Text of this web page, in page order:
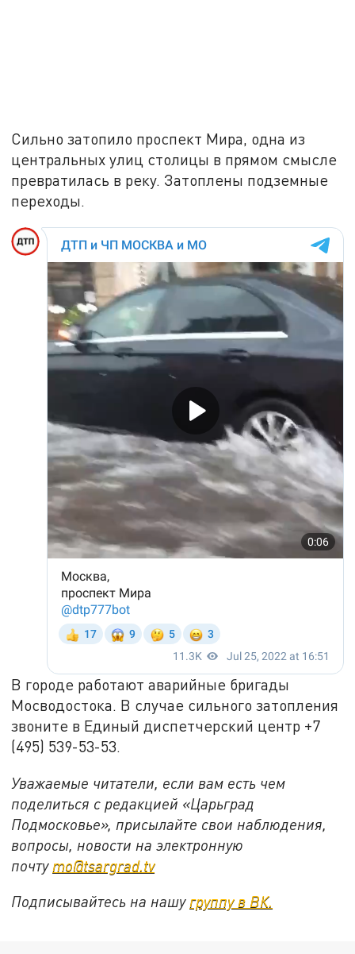
Сильно затопило проспект Мира, одна из
центральных улиц столицы в прямом смысле
превратилась в реку. Затоплены подземные
переходы.
В городе работают аварийные бригады
Мосводостока. В случае сильного затопления
звоните в Единый диспетчерский центр +7
(495) 539-53-53.
Уважаемые читатели, если вам есть чем
поделиться с редакцией «Царьград
Подмосковье», присылайте свои наблюдения,
вопросы, новости на электронную
почту mo@tsargrad.tv
Подписывайтесь на нашу группу в ВК.